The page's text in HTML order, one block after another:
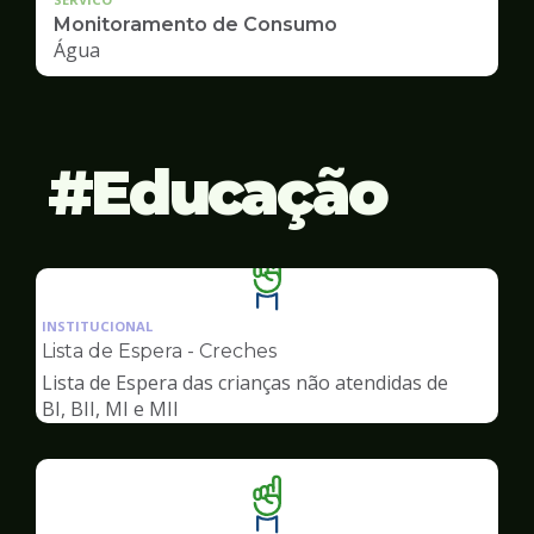
Monitoramento de Consumo
Água
Educação
Ilustração
da
pagina
Educação
INSTITUCIONAL
Lista de Espera - Creches
Lista de Espera das crianças não atendidas de
BI, BII, MI e MII
Ilustração